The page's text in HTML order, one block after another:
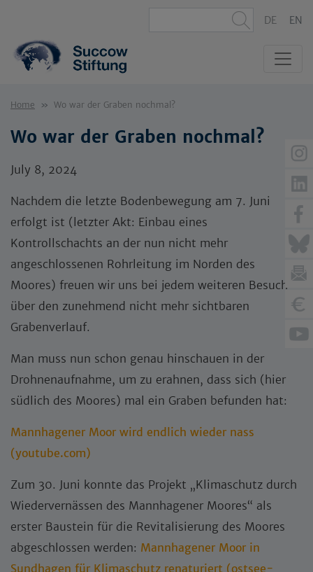
DE EN
Home Wo war der Graben nochmal?
Wo war der Graben nochmal?
July 8, 2024
Nachdem die letzte Bodenbewegung am 7. Juni
erfolgt ist (letzter Akt: Einbau eines
Kontrollschachts an der nun nicht mehr
angeschlossenen Rohrleitung im Norden des
Moores) freuen wir uns bei jedem weiteren Besuch
über den zunehmend nicht mehr sichtbaren
Grabenverlauf.
Man muss nun schon genau hinschauen in der
Drohnenaufnahme, um zu erahnen, dass sich (hier
südlich des Moores) mal ein Graben befunden hat:
Mannhagener Moor wird endlich wieder nass
(youtube.com)
Zum 30. Juni konnte das Projekt „Klimaschutz durch
Wiedervernässen des Mannhagener Moores“ als
erster Baustein für die Revitalisierung des Moores
abgeschlossen werden: Mannhagener Moor in
Sundhagen für Klimaschutz renaturiert (ostsee-